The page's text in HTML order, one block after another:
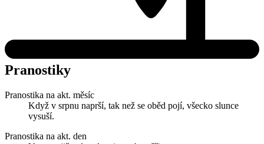
Pranostiky
Pranostika na akt. měsíc
Když v srpnu naprší, tak než se oběd pojí, všecko slunce
vysuší.
Pranostika na akt. den